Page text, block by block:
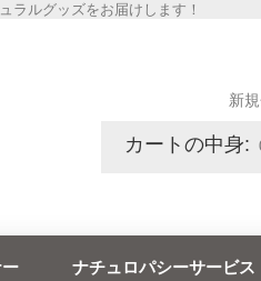
ラルグッズをお届けします！
新
カートの中身:
ナチュロパシーサービス